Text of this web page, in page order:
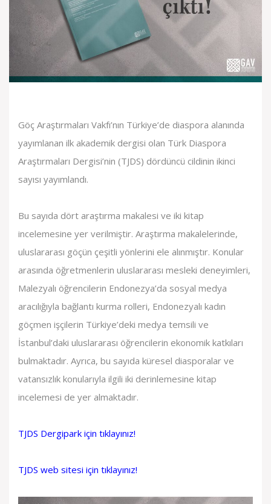
Göç Araştırmaları Vakfı’nın Türkiye’de diaspora alanında
yayımlanan ilk akademik dergisi olan Türk Diaspora
Araştırmaları Dergisi’nin (TJDS) dördüncü cildinin ikinci
sayısı yayımlandı.
Bu sayıda dört araştırma makalesi ve iki kitap
incelemesine yer verilmiştir. Araştırma makalelerinde,
uluslararası göçün çeşitli yönlerini ele alınmıştır. Konular
arasında öğretmenlerin uluslararası mesleki deneyimleri,
Malezyalı öğrencilerin Endonezya’da sosyal medya
aracılığıyla bağlantı kurma rolleri, Endonezyalı kadın
göçmen işçilerin Türkiye’deki medya temsili ve
İstanbul’daki uluslararası öğrencilerin ekonomik katkıları
bulmaktadır. Ayrıca, bu sayıda küresel diasporalar ve
vatansızlık konularıyla ilgili iki derinlemesine kitap
incelemesi de yer almaktadır.
TJDS Dergipark için tıklayınız!
TJDS web sitesi için tıklayınız!